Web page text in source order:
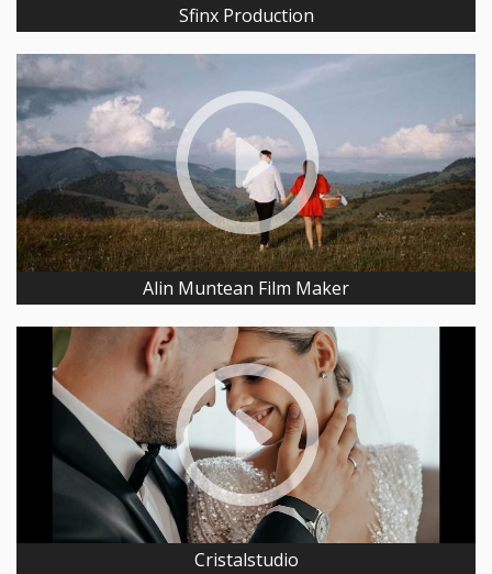
Sfinx Production
Alin Muntean Film Maker
Cristalstudio